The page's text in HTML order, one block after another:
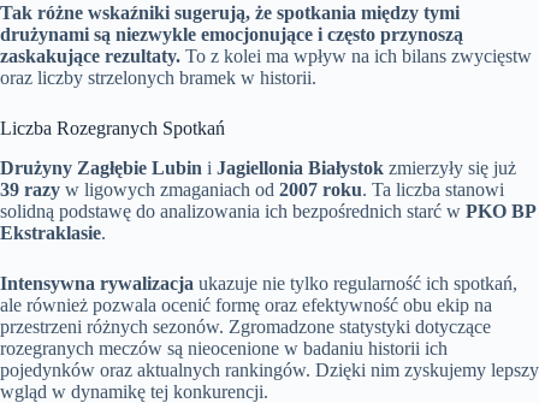
Tak różne wskaźniki sugerują, że spotkania między tymi
drużynami są niezwykle emocjonujące i często przynoszą
zaskakujące rezultaty. To z kolei ma wpływ na ich bilans zwycięstw
oraz liczby strzelonych bramek w historii.
Liczba Rozegranych Spotkań
Drużyny Zagłębie Lubin i Jagiellonia Białystok zmierzyły się już
39 razy w ligowych zmaganiach od 2007 roku. Ta liczba stanowi
solidną podstawę do analizowania ich bezpośrednich starć w PKO BP
Ekstraklasie.
Intensywna rywalizacja ukazuje nie tylko regularność ich spotkań,
ale również pozwala ocenić formę oraz efektywność obu ekip na
przestrzeni różnych sezonów. Zgromadzone statystyki dotyczące
rozegranych meczów są nieocenione w badaniu historii ich
pojedynków oraz aktualnych rankingów. Dzięki nim zyskujemy lepszy
wgląd w dynamikę tej konkurencji.